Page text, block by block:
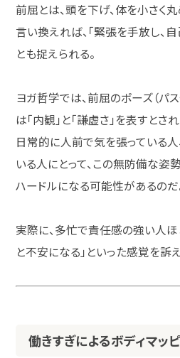
前屈とは、頭を下げ、体を小さく丸
言い換えれば、「緊張を手放し、
とも捉えられる。
ヨガ哲学では、前屈のポーズ（パ
は「内観」と「謙虚さ」を表すとされ
日常的に人前で気を張っている
いる人にとって、この無防備な姿
ハードルになる可能性があるのだ
実際に、多忙で責任感の強い人ほ
と不安になる」といった感覚を訴
働きすぎによるボディマッ